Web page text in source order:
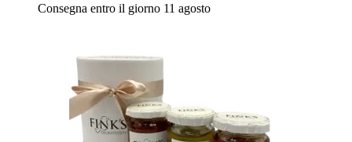
Consegna entro il giorno 11 agosto